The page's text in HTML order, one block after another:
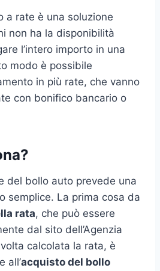
a rate è una soluzione
non ha la disponibilità
l’intero importo in una
modo è possibile
in più rate, che vanno
con bonifico bancario o
del bollo auto prevede una
semplice. La prima cosa da
rata, che può essere
dal sito dell’Agenzia
calcolata la rata, è
all’acquisto del bollo